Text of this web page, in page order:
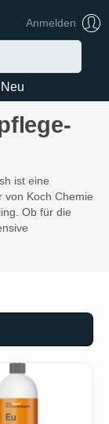
Anmelden
Neu
ist eine
von Koch Chemie
Ob für die